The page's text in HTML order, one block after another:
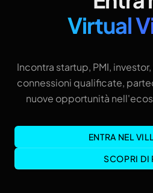
Virtual
Incontra startup, PMI,
connessioni qualificate,
nuove opportunità
ENTRA NEL
SCOPRI DI